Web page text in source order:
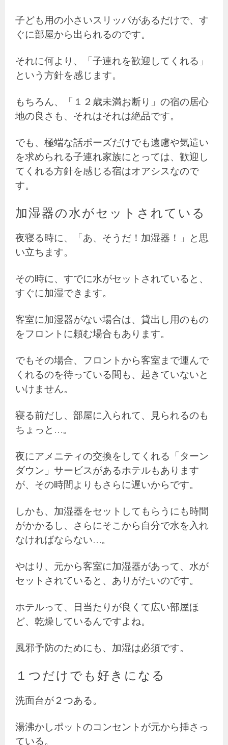
子ども用の小さいスリッパがあるだけで、す
ぐに部屋から出られるのです。
それに何より、「子連れを歓迎してくれる」
という方針を感じます。
もちろん、「１２歳未満お断り」の宿の居心
地の良さも、それはそれは絶品です。
でも、極端な話ポーズだけでも遠慮や気遣い
を求められる子連れ家族にとっては、歓迎し
てくれる方針を感じる宿はオアシスなので
す。
加湿器の水がセットされている
夜寝る時に、「あ、そうだ！加湿器！」と思
い立ちます。
その時に、すでに水がセットされていると、
すぐに加湿できます。
客室に加湿器がない場合は、貸出し用のもの
をフロントに頼む場合もあります。
でもその場合、フロントから客室まで運んで
くれるのを待っている間も、起きていないと
いけません。
寝る前だし、部屋に入られて、見られるのも
ちょっと…。
夜にアメニティの交換をしてくれる「ターン
ダウン」サービスがあるホテルもあります
が、その時間よりもさらに遅いからです。
しかも、加湿器をセットしてもらうにも時間
がかかるし、さらにそこから自分で水を入れ
なければならない…。
やはり、元から客室に加湿器があって、水が
セットされていると、ありがたいのです。
ホテルって、日当たりが良くて広い部屋ほ
ど、乾燥しているんですよね。
風邪予防のためにも、加湿は必須です。
１つだけでも好きになる
洗面台が２つある。
湯沸かしポットのコンセントが元から挿さっ
ている。